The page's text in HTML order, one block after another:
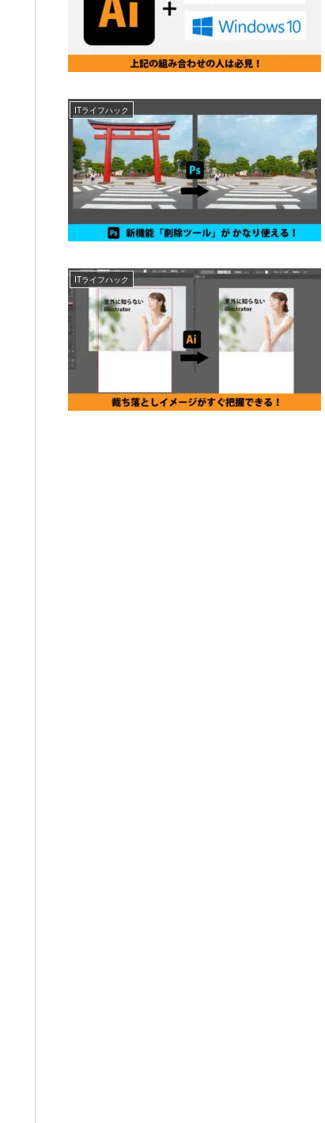
ITライフハック
ITライフハック